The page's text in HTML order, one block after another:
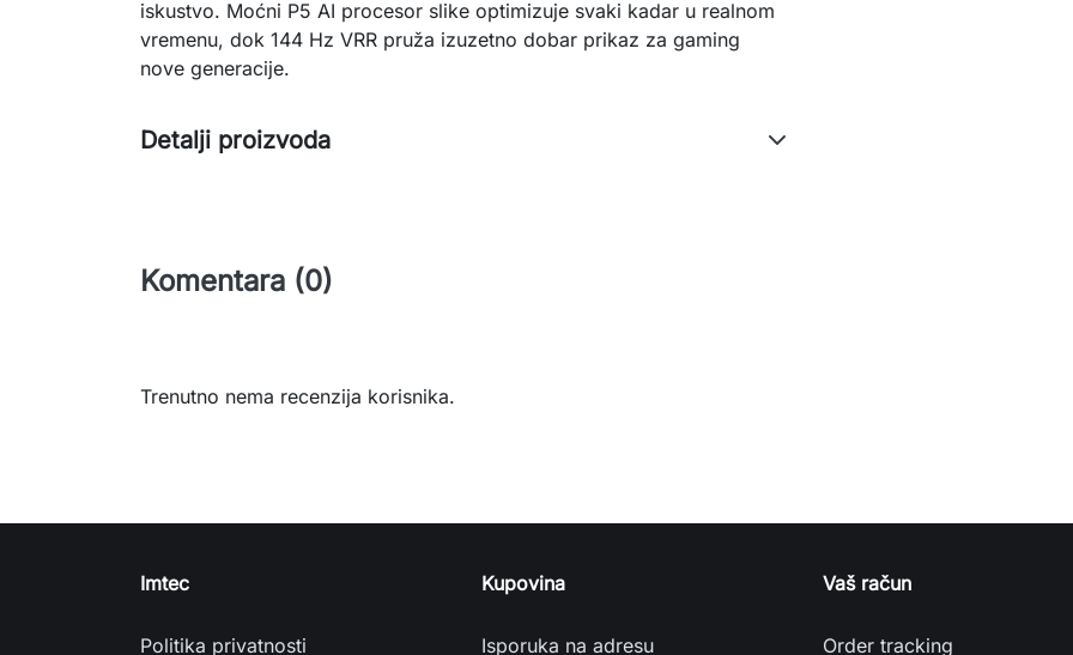
iskustvo. Moćni P5 AI procesor slike optimizuje svaki kadar u realnom
vremenu, dok 144 Hz VRR pruža izuzetno dobar prikaz za gaming
nove generacije.
Detalji proizvoda
Komentara (0)
Trenutno nema recenzija korisnika.
Imtec
Politika privatnosti
Kupovina
Isporuka na adresu
Vaš račun
Order tracking